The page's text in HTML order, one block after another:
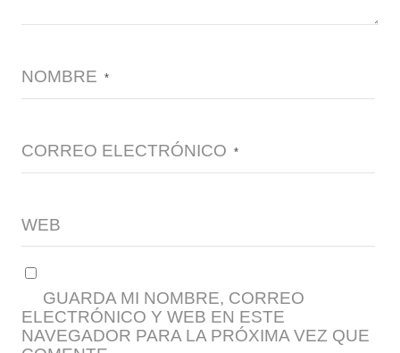
NOMBRE *
CORREO ELECTRÓNICO *
WEB
GUARDA MI NOMBRE, CORREO
ELECTRÓNICO Y WEB EN ESTE
NAVEGADOR PARA LA PRÓXIMA VEZ QUE